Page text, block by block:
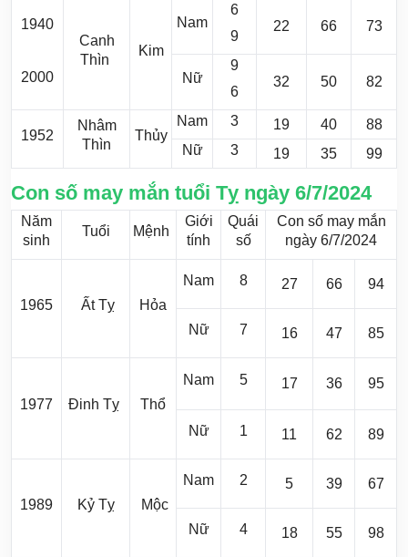
1940
2000
Canh
Thìn
Kim
Nam
6
9
22 66 73
Nữ
9
6
32 50 82
1952
Nhâm
Thìn
Thủy
Nam 3 19 40
88
Nữ
3 19 35 99
Con số may mắn tuổi Tỵ ngày 6/7/2024
Năm
sinh
Tuổi Mệnh
Giới
tính
Quái
số
Con số may mắn
ngày 6/7/2024
1965 Ất Tỵ Hỏa
Nam 8 27 66 94
Nữ 7 16 47 85
1977 Đinh Tỵ Thổ
Nam 5 17 36 95
Nữ 1 11 62 89
1989 Kỷ Tỵ Mộc
Nam 2 5 39 67
Nữ 4 18 55 98